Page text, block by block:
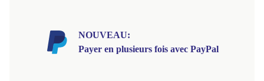
NOUVEAU:
Payer en plusieurs fois avec PayPal